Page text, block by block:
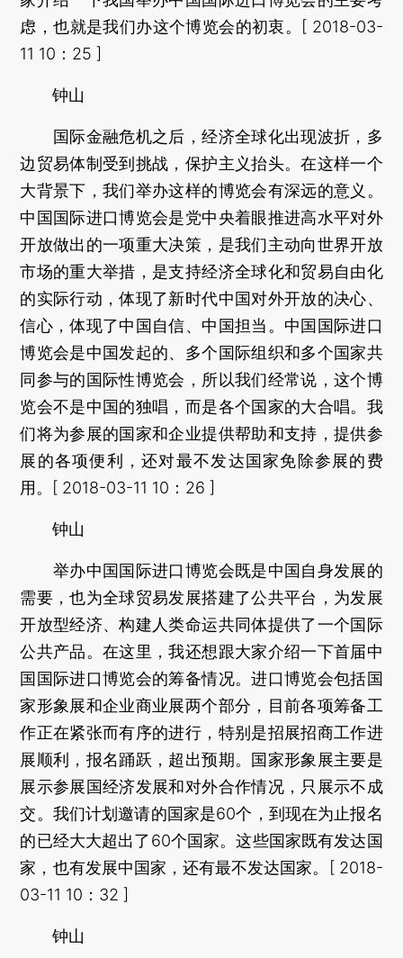
虑，也就是我们办这个博览会的初衷。[ 2018-03-
11 10：25 ]
钟山
国际金融危机之后，经济全球化出现波折，多
边贸易体制受到挑战，保护主义抬头。在这样一个
大背景下，我们举办这样的博览会有深远的意义。
中国国际进口博览会是党中央着眼推进高水平对外
开放做出的一项重大决策，是我们主动向世界开放
市场的重大举措，是支持经济全球化和贸易自由化
的实际行动，体现了新时代中国对外开放的决心、
信心，体现了中国自信、中国担当。中国国际进口
博览会是中国发起的、多个国际组织和多个国家共
同参与的国际性博览会，所以我们经常说，这个博
览会不是中国的独唱，而是各个国家的大合唱。我
们将为参展的国家和企业提供帮助和支持，提供参
展的各项便利，还对最不发达国家免除参展的费
用。[ 2018-03-11 10：26 ]
钟山
举办中国国际进口博览会既是中国自身发展的
需要，也为全球贸易发展搭建了公共平台，为发展
开放型经济、构建人类命运共同体提供了一个国际
公共产品。在这里，我还想跟大家介绍一下首届中
国国际进口博览会的筹备情况。进口博览会包括国
家形象展和企业商业展两个部分，目前各项筹备工
作正在紧张而有序的进行，特别是招展招商工作进
展顺利，报名踊跃，超出预期。国家形象展主要是
展示参展国经济发展和对外合作情况，只展示不成
交。我们计划邀请的国家是60个，到现在为止报名
的已经大大超出了60个国家。这些国家既有发达国
家，也有发展中国家，还有最不发达国家。[ 2018-
03-11 10：32 ]
钟山